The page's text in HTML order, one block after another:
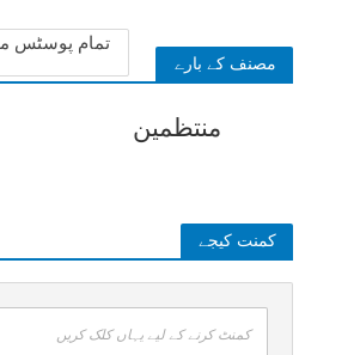
مصنف کے بارے
تمام پوسٹس
منتظمین
کمنت کیجے
کمنٹ کرنے کے لیے یہاں کلک کریں